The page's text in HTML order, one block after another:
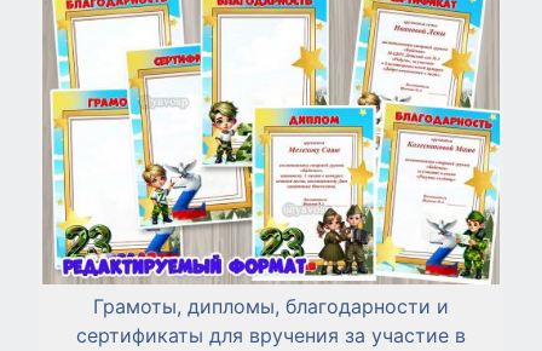
Грамоты, дипломы, благодарности и
сертификаты для вручения за участие в